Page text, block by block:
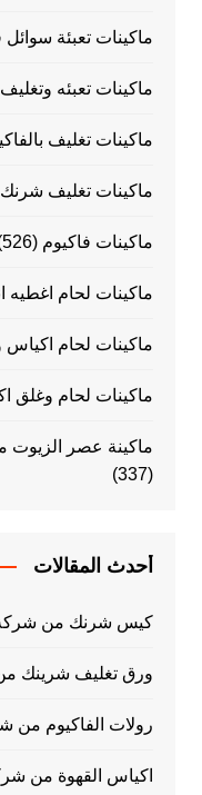
ماكينات تعبئة
ماكينات تعبئه
ماكينات تغليف
ماكينات تغليف شرنك
ماكينات فاكيوم (526)
ماكينات لحام
ماكينات لحام اكياس
ماكينات لحام وغلق
ماكينة عصر الزيوت موديل 811 ماركة
(337)
أحدث المقالات
كيس شرنك من
ورق تغليف شرينك
رولات الفاكيوم
اكياس القهوة من